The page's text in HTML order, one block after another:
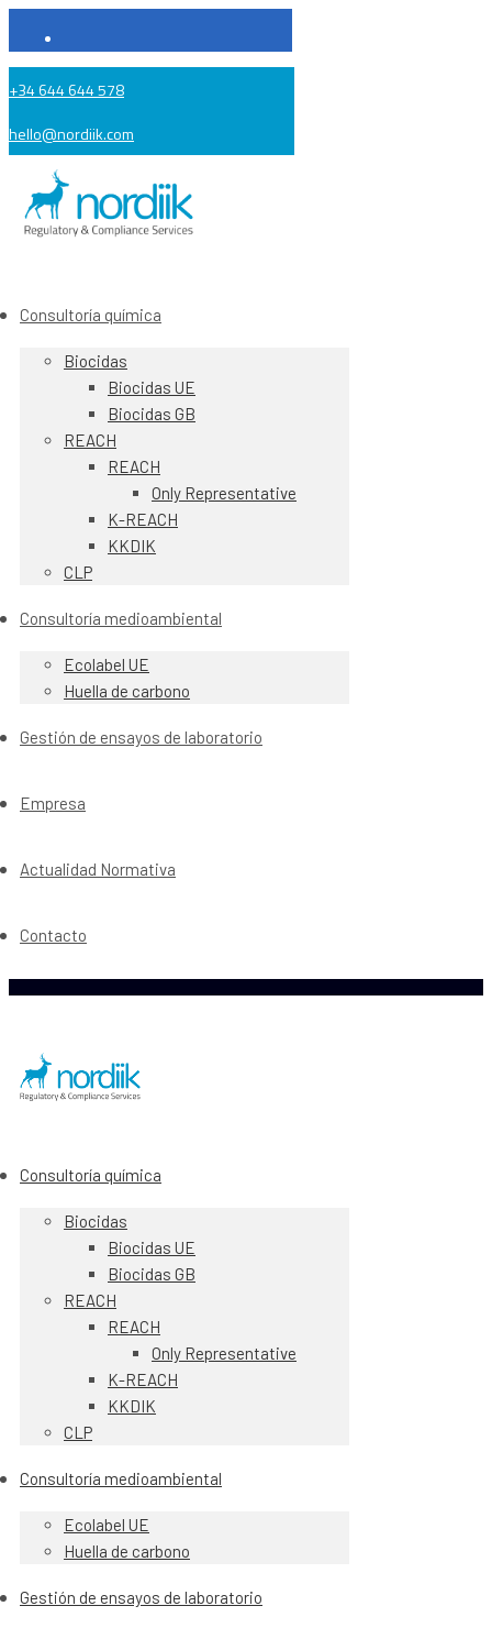
+34 644 644 578
hello@nordiik.com
Consultoría química
Biocidas
Biocidas UE
Biocidas GB
REACH
REACH
Only Representative
K-REACH
KKDIK
CLP
Consultoría medioambiental
Ecolabel UE
Huella de carbono
Gestión de ensayos de laboratorio
Empresa
Actualidad Normativa
Contacto
Consultoría química
Biocidas
Biocidas UE
Biocidas GB
REACH
REACH
Only Representative
K-REACH
KKDIK
CLP
Consultoría medioambiental
Ecolabel UE
Huella de carbono
Gestión de ensayos de laboratorio